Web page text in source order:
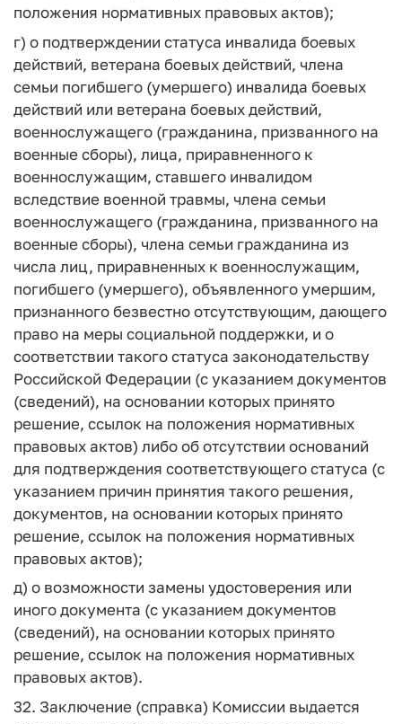
положения нормативных правовых актов);
г) о подтверждении статуса инвалида боевых
действий, ветерана боевых действий, члена
семьи погибшего (умершего) инвалида боевых
действий или ветерана боевых действий,
военнослужащего (гражданина, призванного на
военные сборы), лица, приравненного к
военнослужащим, ставшего инвалидом
вследствие военной травмы, члена семьи
военнослужащего (гражданина, призванного на
военные сборы), члена семьи гражданина из
числа лиц, приравненных к военнослужащим,
погибшего (умершего), объявленного умершим,
признанного безвестно отсутствующим, дающего
право на меры социальной поддержки, и о
соответствии такого статуса законодательству
Российской Федерации (с указанием документов
(сведений), на основании которых принято
решение, ссылок на положения нормативных
правовых актов) либо об отсутствии оснований
для подтверждения соответствующего статуса (с
указанием причин принятия такого решения,
документов, на основании которых принято
решение, ссылок на положения нормативных
правовых актов);
д) о возможности замены удостоверения или
иного документа (с указанием документов
(сведений), на основании которых принято
решение, ссылок на положения нормативных
правовых актов).
32. Заключение (справка) Комиссии выдается